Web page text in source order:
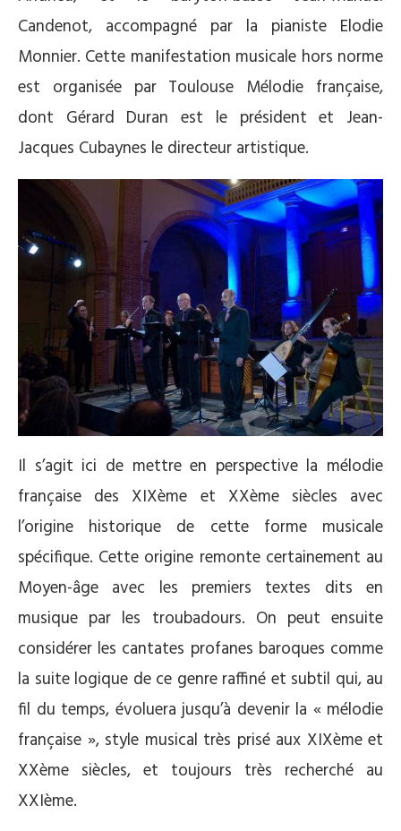
Candenot, accompagné par la pianiste Elodie
Monnier. Cette manifestation musicale hors norme
est organisée par Toulouse Mélodie française,
dont Gérard Duran est le président et Jean-
Jacques Cubaynes le directeur artistique.
Il s’agit ici de mettre en perspective la mélodie
française des XIXème et XXème siècles avec
l’origine historique de cette forme musicale
spécifique. Cette origine remonte certainement au
Moyen-âge avec les premiers textes dits en
musique par les troubadours. On peut ensuite
considérer les cantates profanes baroques comme
la suite logique de ce genre raffiné et subtil qui, au
fil du temps, évoluera jusqu’à devenir la « mélodie
française », style musical très prisé aux XIXème et
XXème siècles, et toujours très recherché au
XXIème.